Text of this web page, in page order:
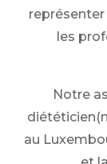
les
Notre
au